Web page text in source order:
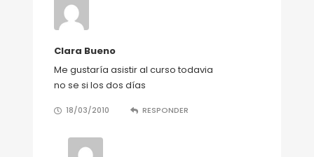
Clara Bueno
Me gustaría asistir al curso todavia
no se si los dos días
18/03/2010 RESPONDER